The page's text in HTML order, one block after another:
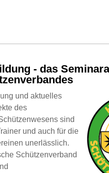
- das
und aktuelles
des
sind
und auch für die
unerlässlich.
Schützenverband